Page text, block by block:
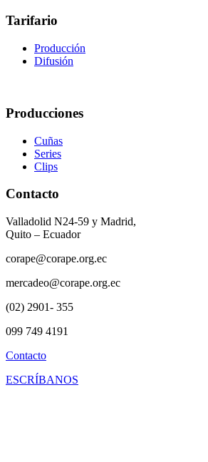
Tarifario
Producción
Difusión
Producciones
Cuñas
Series
Clips
Contacto
Valladolid N24-59 y Madrid,
Quito – Ecuador
corape@corape.org.ec
mercadeo@corape.org.ec
(02) 2901- 355
099 749 4191
Contacto
ESCRÍBANOS